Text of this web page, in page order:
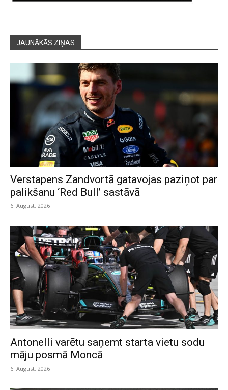
JAUNĀKĀS ZIŅAS
Verstapens Zandvortā gatavojas paziņot par
palikšanu ‘Red Bull’ sastāvā
6. August, 2026
Antonelli varētu saņemt starta vietu sodu
māju posmā Moncā
6. August, 2026